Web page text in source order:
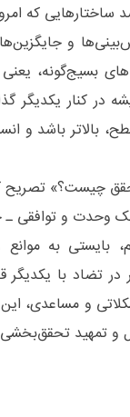
که
و
بسیج‌گونه،
در کنار
باشد و
چیست؟» تصریح
یک وحدت و
بایستی به
با یکدیگر
و
و تمهید